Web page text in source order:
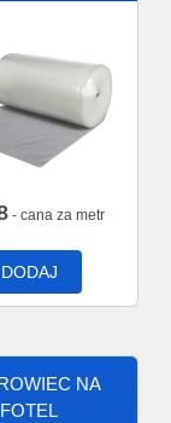
- cana za metr
DODAJ
NA
FOTEL